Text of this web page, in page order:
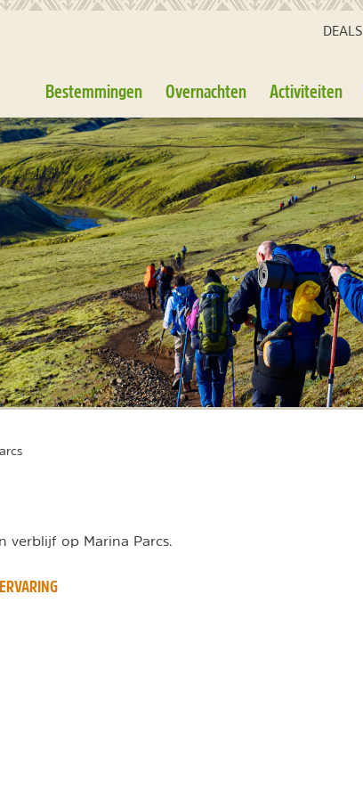
DEALS
Bestemmingen Overnachten Activiteiten
verblijf op Marina Parcs.